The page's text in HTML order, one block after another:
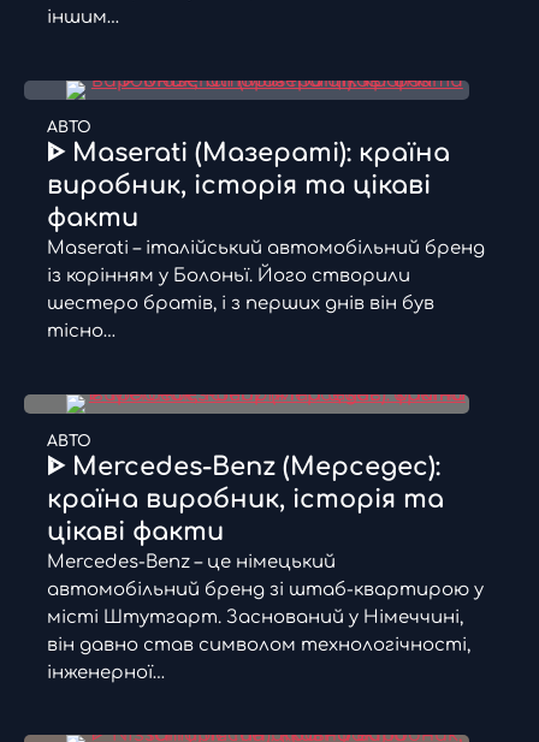
іншим…
АВТО
ᐈ Maserati (Мазераті): країна
виробник, історія та цікаві
факти
Maserati – італійський автомобільний бренд
із корінням у Болоньї. Його створили
шестеро братів, і з перших днів він був
тісно…
АВТО
ᐈ Mercedes-Benz (Мерседес):
країна виробник, історія та
цікаві факти
Mercedes-Benz – це німецький
автомобільний бренд зі штаб-квартирою у
місті Штутгарт. Заснований у Німеччині,
він давно став символом технологічності,
інженерної…